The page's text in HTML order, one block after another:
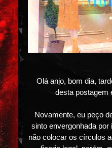
Olá anjo, bom dia,
desta postagem
Novamente, eu peço
sinto envergonhada
não colocar os círculos